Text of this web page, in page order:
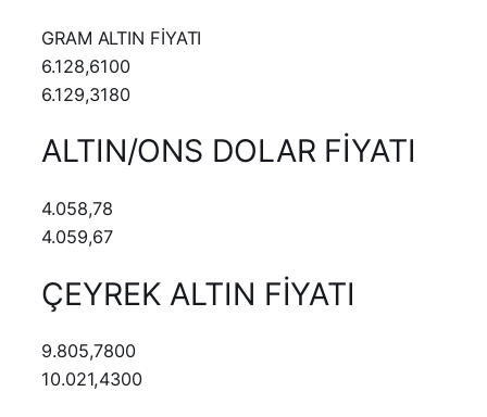
GRAM ALTIN FİYATI
6.128,6100
6.129,3180
ALTIN/ONS DOLAR FİYATI
4.058,78
4.059,67
ÇEYREK ALTIN FİYATI
9.805,7800
10.021,4300